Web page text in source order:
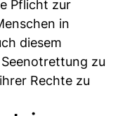
Pflicht zur
in
diesem
zu
Rechte zu